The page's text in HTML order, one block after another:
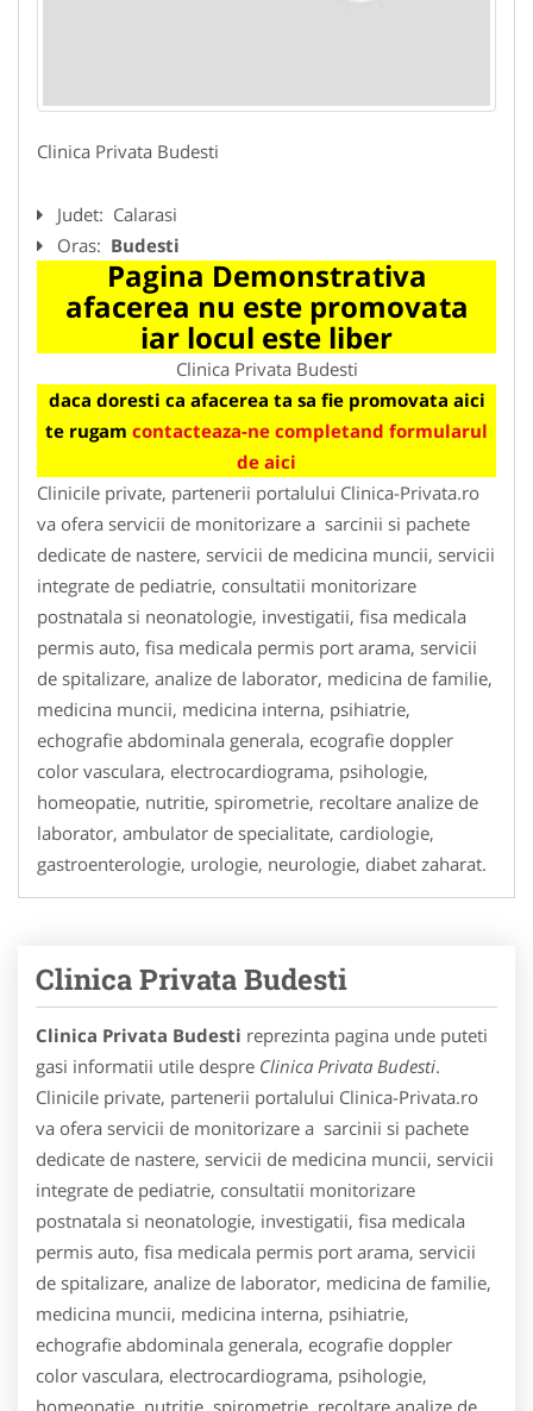
Clinica Privata Budesti
Judet: Calarasi
Oras: Budesti
Pagina Demonstrativa
afacerea nu este promovata
iar locul este liber
Clinica Privata Budesti
daca doresti ca afacerea ta sa fie promovata aici
te rugam contacteaza-ne completand formularul
de aici
Clinicile private, partenerii portalului Clinica-Privata.ro
va ofera servicii de monitorizare a sarcinii si pachete
dedicate de nastere, servicii de medicina muncii, servicii
integrate de pediatrie, consultatii monitorizare
postnatala si neonatologie, investigatii, fisa medicala
permis auto, fisa medicala permis port arama, servicii
de spitalizare, analize de laborator, medicina de familie,
medicina muncii, medicina interna, psihiatrie,
echografie abdominala generala, ecografie doppler
color vasculara, electrocardiograma, psihologie,
homeopatie, nutritie, spirometrie, recoltare analize de
laborator, ambulator de specialitate, cardiologie,
gastroenterologie, urologie, neurologie, diabet zaharat.
Clinica Privata Budesti
Clinica Privata Budesti reprezinta pagina unde puteti
gasi informatii utile despre Clinica Privata Budesti.
Clinicile private, partenerii portalului Clinica-Privata.ro
va ofera servicii de monitorizare a sarcinii si pachete
dedicate de nastere, servicii de medicina muncii, servicii
integrate de pediatrie, consultatii monitorizare
postnatala si neonatologie, investigatii, fisa medicala
permis auto, fisa medicala permis port arama, servicii
de spitalizare, analize de laborator, medicina de familie,
medicina muncii, medicina interna, psihiatrie,
echografie abdominala generala, ecografie doppler
color vasculara, electrocardiograma, psihologie,
homeopatie, nutritie, spirometrie, recoltare analize de